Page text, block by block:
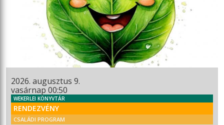
2026. augusztus 9.
vasárnap 00:50
WEKERLEI KÖNYVTÁR
RENDEZVÉNY
CSALÁDI PROGRAM